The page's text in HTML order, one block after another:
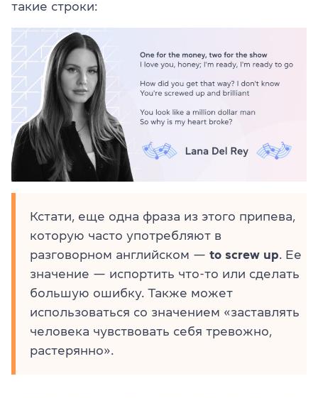
такие строки:
Кстати, еще одна фраза из этого припева,
которую часто употребляют в
разговорном английском — to screw up. Ее
значение — испортить что-то или сделать
большую ошибку. Также может
использоваться со значением «заставлять
человека чувствовать себя тревожно,
растерянно».